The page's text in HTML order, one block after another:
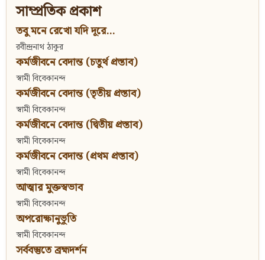
সাম্প্রতিক প্রকাশ
তবু মনে রেখো যদি দূরে...
রবীন্দ্রনাথ ঠাকুর
কর্মজীবনে বেদান্ত (চতুর্থ প্রস্তাব)
স্বামী বিবেকানন্দ
কর্মজীবনে বেদান্ত (তৃতীয় প্রস্তাব)
স্বামী বিবেকানন্দ
কর্মজীবনে বেদান্ত (দ্বিতীয় প্রস্তাব)
স্বামী বিবেকানন্দ
কর্মজীবনে বেদান্ত (প্রথম প্রস্তাব)
স্বামী বিবেকানন্দ
আত্মার মুক্তস্বভাব
স্বামী বিবেকানন্দ
অপরোক্ষানুভূতি
স্বামী বিবেকানন্দ
সর্ববস্তুতে ব্রহ্মদর্শন